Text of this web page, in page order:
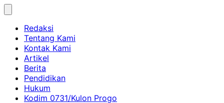
Skip
contentRedaksi
Tentang Kami
Kontak Kami
Artikel
Berita
Pendidikan
Hukum
Kodim 0731/Kulon Progo